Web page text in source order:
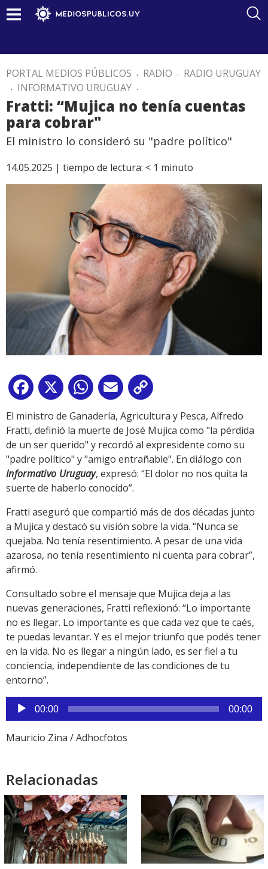
PORTAL MEDIOS PÚBLICOS . RADIO . RADIO URUGUAY
. INFORMATIVO URUGUAY .
Fratti: “Mujica no tenía cuentas
para cobrar"
El ministro lo consideró su "padre político"
14.05.2025 | tiempo de lectura: < 1 minuto
Facebook
X WhatsApp
Email
Link
El ministro de Ganadería, Agricultura y Pesca, Alfredo
Fratti, definió la muerte de José Mujica como "la pérdida
de un ser querido" y recordó al expresidente como su
"padre político" y "amigo entrañable". En diálogo con
Informativo Uruguay, expresó: “El dolor no nos quita la
suerte de haberlo conocido”.
Fratti aseguró que compartió más de dos décadas junto
a Mujica y destacó su visión sobre la vida. “Nunca se
quejaba. No tenía resentimiento. A pesar de una vida
azarosa, no tenía resentimiento ni cuenta para cobrar”,
afirmó.
Consultado sobre el mensaje que Mujica deja a las
nuevas generaciones, Fratti reflexionó: “Lo importante
no es llegar. Lo importante es que cada vez que te caés,
te puedas levantar. Y es el mejor triunfo que podés tener
en la vida. No es llegar a ningún lado, es ser fiel a tu
conciencia, independiente de las condiciones de tu
entorno”.
Reproductor
de
audio
00:00 00:00
Mauricio Zina / Adhocfotos
Relacionadas